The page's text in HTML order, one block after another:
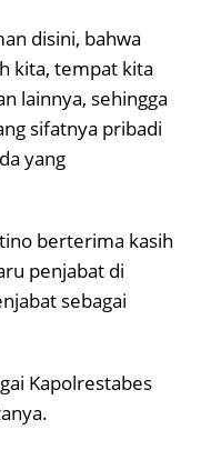
disini, bahwa
kita, tempat kita
lainnya, sehingga
sifatnya pribadi
yang
berterima kasih
penjabat di
sebagai
Kapolrestabes